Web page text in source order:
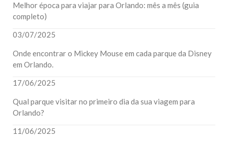
Melhor época para viajar para Orlando: mês a mês (guia
completo)
03/07/2025
Onde encontrar o Mickey Mouse em cada parque da Disney
em Orlando.
17/06/2025
Qual parque visitar no primeiro dia da sua viagem para
Orlando?
11/06/2025